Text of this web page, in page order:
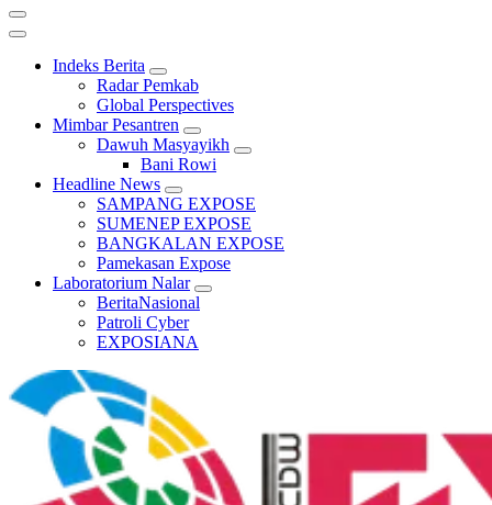
Indeks Berita
Radar Pemkab
Global Perspectives
Mimbar Pesantren
Dawuh Masyayikh
Bani Rowi
Headline News
SAMPANG EXPOSE
SUMENEP EXPOSE
BANGKALAN EXPOSE
Pamekasan Expose
Laboratorium Nalar
BeritaNasional
Patroli Cyber
EXPOSIANA